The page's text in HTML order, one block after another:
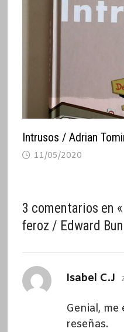
Intrusos / Adrian
11/05/2020
3 comentarios en «
feroz / Edward
Isabel C.J
Genial,
reseñas.